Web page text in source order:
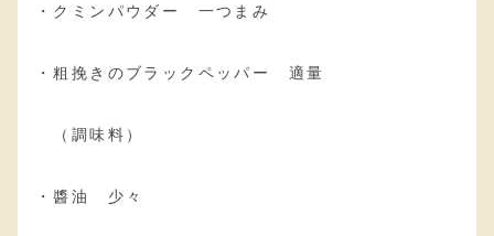
・クミンパウダー 一つまみ
・粗挽きのブラックペッパー 適量
（調味料）
・醬油 少々